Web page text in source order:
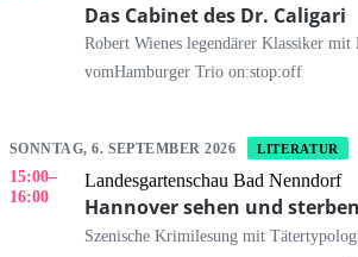
Das Cabinet des Dr. Caligari
Robert Wienes legendärer Klassiker
vomHamburger Trio on:stop:off
SONNTAG, 6. SEPTEMBER 2026 LITERATUR
15:00–
16:00
Landesgartenschau Bad Nenndorf
Hannover sehen und sterben
Szenische Krimilesung mit